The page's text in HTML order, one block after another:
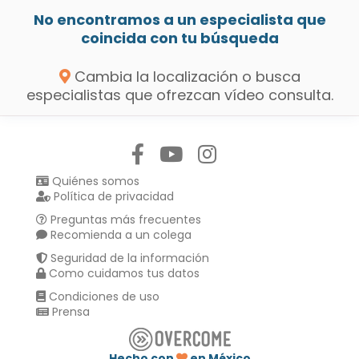
No encontramos a un especialista que
coincida con tu búsqueda
Cambia la localización o busca
especialistas que ofrezcan vídeo consulta.
Quiénes somos
Política de privacidad
Preguntas más frecuentes
Recomienda a un colega
Seguridad de la información
Como cuidamos tus datos
Condiciones de uso
Prensa